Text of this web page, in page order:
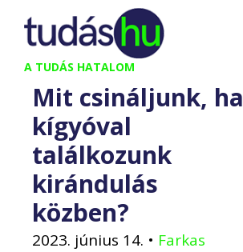
Kilépés
tartalomba
A TUDÁS HATALOM
Mit csináljunk, ha
kígyóval
találkozunk
kirándulás
közben?
2023. június 14. • Farkas